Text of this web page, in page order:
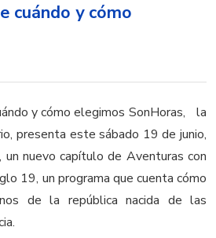
cuándo y cómo
SonHoras, la
presenta este sábado 19 de junio,
nuevo capítulo de Aventuras con
19, un programa que cuenta cómo
de la república nacida de las